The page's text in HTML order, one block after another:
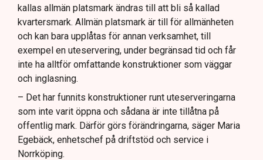
kallas allmän platsmark ändras till att bli så kallad
kvartersmark. Allmän platsmark är till för allmänheten
och kan bara upplåtas för annan verksamhet, till
exempel en uteservering, under begränsad tid och får
inte ha alltför omfattande konstruktioner som väggar
och inglasning.
– Det har funnits konstruktioner runt uteserveringarna
som inte varit öppna och sådana är inte tillåtna på
offentlig mark. Därför görs förändringarna, säger Maria
Egebäck, enhetschef på driftstöd och service i
Norrköping.